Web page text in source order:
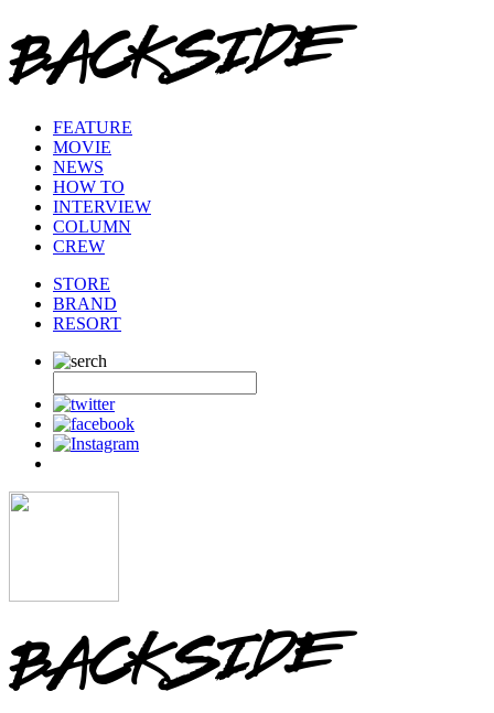
FEATURE
MOVIE
NEWS
HOW TO
INTERVIEW
COLUMN
CREW
STORE
BRAND
RESORT